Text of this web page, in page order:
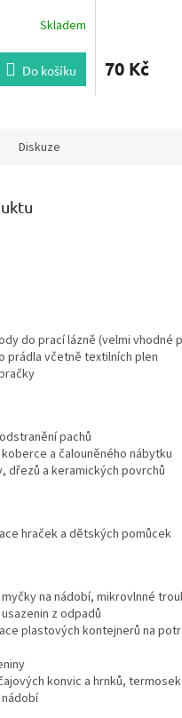
Skladem
Do košíku 70 Kč
Diskuze
do prací lázně (velmi vhodné
prádla včetně textilních plen
pachů
a čalouněného nábytku
dřezů a keramických povrchů
hraček a dětských pomůcek
na nádobí, mikrovlnné
z odpadů
plastových kontejnerů na
konvic a hrnků,